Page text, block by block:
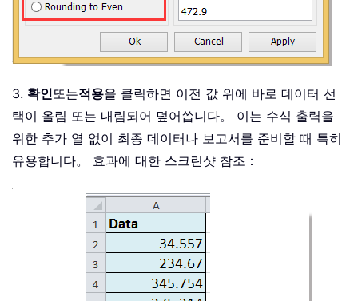
3. 확인또는적용을 클릭하면 이전 값 위에 바로 데이터 선
택이 올림 또는 내림되어 덮어씁니다。 이는 수식 출력을
위한 추가 열 없이 최종 데이터나 보고서를 준비할 때 특히
유용합니다。 효과에 대한 스크린샷 참조：